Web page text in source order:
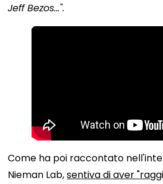
Jeff Bezos...".
Come ha poi raccontato
Nieman Lab,sentiva di aver